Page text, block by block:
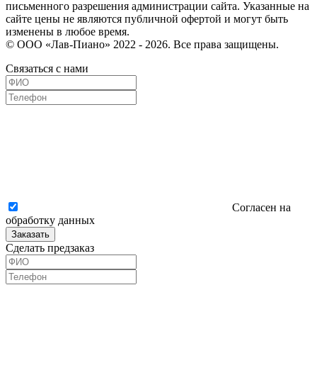
письменного разрешения администрации сайта. Указанные на
сайте цены не являются публичной офертой и могут быть
изменены в любое время.
© ООО «Лав-Пиано» 2022 - 2026. Все права защищены.
Связаться с нами
Согласен на
обработку данных
Заказать
Сделать предзаказ